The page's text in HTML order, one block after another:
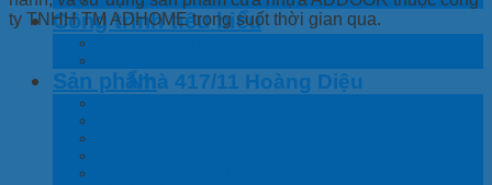
Công trình tiêu biểu
Sản phẩm
ty TNHH TM ADHOME trong suốt thời gian qua.
Nhà 417/11 Hoàng Diệu